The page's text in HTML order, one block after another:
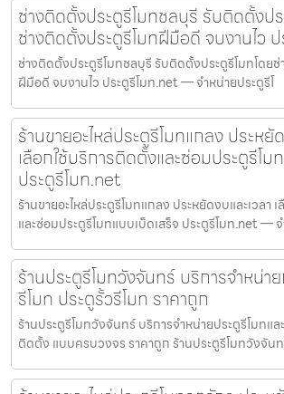
ช่างติดตั้งประตูรีโมทชลบุรี รับติดตั้งปร
ช่างติดตั้งประตูรีโมทฝีมือดี จบงานไว
ช่างติดตั้งประตูรีโมทชลบุรี รับติดตั้งประตูรีโมทโดย
ฝีมือดี จบงานไว ประตูรีโมท.net — จำหน่ายประตูรีโ
ร้านขายอะไหล่ประตูรีโมทแกลง ประหยั
เลือกใช้บริการติดตั้งและซ่อมประตูรีโม
ประตูรีโมท.net
ร้านขายอะไหล่ประตูรีโมทแกลง ประหยัดงบและเวลา
และซ่อมประตูรีโมทแบบเบ็ดเสร็จ ประตูรีโมท.net —
ร้านประตูรีโมทวังจันทร์ บริการจำหน่า
รีโมท ประตูรั้วรีโมท ราคาถูก
ร้านประตูรีโมทวังจันทร์ บริการจำหน่ายประตูรีโมทแล
ติดตั้ง แบบครบวงจร ราคาถูก ร้านประตูรีโมทวังจันท